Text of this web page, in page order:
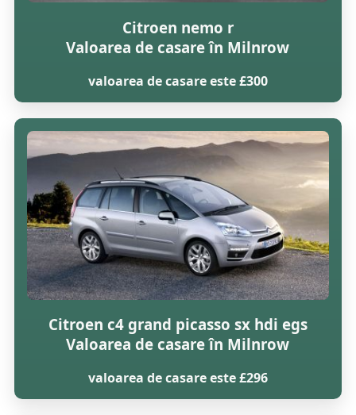
Citroen nemo r
Valoarea de casare în Milnrow
valoarea de casare este £300
Citroen c4 grand picasso sx hdi egs
Valoarea de casare în Milnrow
valoarea de casare este £296